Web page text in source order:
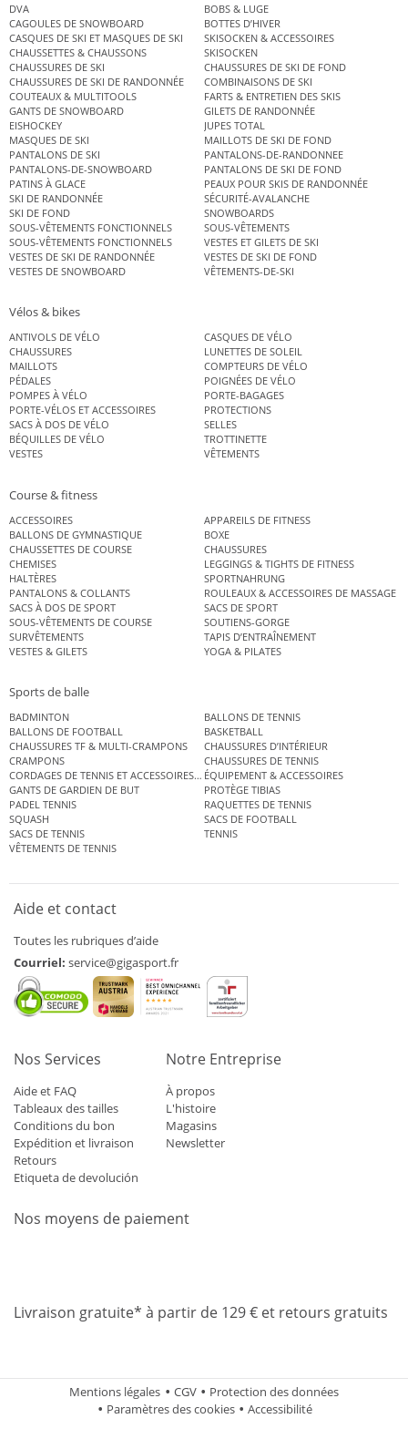
DVA
BOBS & LUGE
CAGOULES DE SNOWBOARD
BOTTES D’HIVER
CASQUES DE SKI ET MASQUES DE SKI
SKISOCKEN & ACCESSOIRES
CHAUSSETTES & CHAUSSONS
SKISOCKEN
CHAUSSURES DE SKI
CHAUSSURES DE SKI DE FOND
CHAUSSURES DE SKI DE RANDONNÉE
COMBINAISONS DE SKI
COUTEAUX & MULTITOOLS
FARTS & ENTRETIEN DES SKIS
GANTS DE SNOWBOARD
GILETS DE RANDONNÉE
EISHOCKEY
JUPES TOTAL
MASQUES DE SKI
MAILLOTS DE SKI DE FOND
PANTALONS DE SKI
PANTALONS-DE-RANDONNEE
PANTALONS-DE-SNOWBOARD
PANTALONS DE SKI DE FOND
PATINS À GLACE
PEAUX POUR SKIS DE RANDONNÉE
SKI DE RANDONNÉE
SÉCURITÉ-AVALANCHE
SKI DE FOND
SNOWBOARDS
SOUS-VÊTEMENTS FONCTIONNELS
SOUS-VÊTEMENTS
SOUS-VÊTEMENTS FONCTIONNELS
VESTES ET GILETS DE SKI
VESTES DE SKI DE RANDONNÉE
VESTES DE SKI DE FOND
VESTES DE SNOWBOARD
VÊTEMENTS-DE-SKI
Vélos & bikes
ANTIVOLS DE VÉLO
CASQUES DE VÉLO
CHAUSSURES
LUNETTES DE SOLEIL
MAILLOTS
COMPTEURS DE VÉLO
PÉDALES
POIGNÉES DE VÉLO
POMPES À VÉLO
PORTE-BAGAGES
PORTE-VÉLOS ET ACCESSOIRES
PROTECTIONS
SACS À DOS DE VÉLO
SELLES
BÉQUILLES DE VÉLO
TROTTINETTE
VESTES
VÊTEMENTS
Course & fitness
ACCESSOIRES
APPAREILS DE FITNESS
BALLONS DE GYMNASTIQUE
BOXE
CHAUSSETTES DE COURSE
CHAUSSURES
CHEMISES
LEGGINGS & TIGHTS DE FITNESS
HALTÈRES
SPORTNAHRUNG
PANTALONS & COLLANTS
ROULEAUX & ACCESSOIRES DE MASSAGE
SACS À DOS DE SPORT
SACS DE SPORT
SOUS-VÊTEMENTS DE COURSE
SOUTIENS-GORGE
SURVÊTEMENTS
TAPIS D’ENTRAÎNEMENT
VESTES & GILETS
YOGA & PILATES
Sports de balle
BADMINTON
BALLONS DE TENNIS
BALLONS DE FOOTBALL
BASKETBALL
CHAUSSURES TF & MULTI-CRAMPONS
CHAUSSURES D’INTÉRIEUR
CRAMPONS
CHAUSSURES DE TENNIS
CORDAGES DE TENNIS ET ACCESSOIRES DE TENNISÉQUIPEMENT & ACCESSOIRES
GANTS DE GARDIEN DE BUT
PROTÈGE TIBIAS
PADEL TENNIS
RAQUETTES DE TENNIS
SQUASH
SACS DE FOOTBALL
SACS DE TENNIS
TENNIS
VÊTEMENTS DE TENNIS
Aide et contact
Toutes les rubriques d’aide
Courriel: service@gigasport.fr
Nos Services
Aide et FAQ
Tableaux des tailles
Conditions du bon
Expédition et livraison
Retours
Etiqueta de devolución
Notre Entreprise
À propos
L'histoire
Magasins
Newsletter
Nos moyens de paiement
Livraison gratuite* à partir de 129 € et retours gratuits
Mentions légales CGV
Protection des données
Paramètres des cookies
Accessibilité